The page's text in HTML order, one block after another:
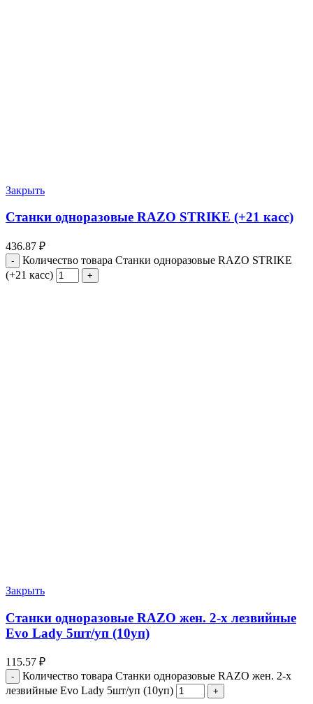
Закрыть
Станки одноразовые RAZO STRIKE (+21 касс)
436.87 ₽
Количество товара Станки одноразовые RAZO STRIKE
(+21 касс)
Закрыть
Станки одноразовые RAZO жен. 2-х лезвийные
Evo Lady 5шт/уп (10уп)
115.57 ₽
Количество товара Станки одноразовые RAZO жен. 2-х
лезвийные Evo Lady 5шт/уп (10уп)